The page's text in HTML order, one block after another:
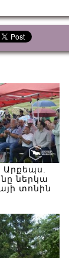
ներկա
տոնին